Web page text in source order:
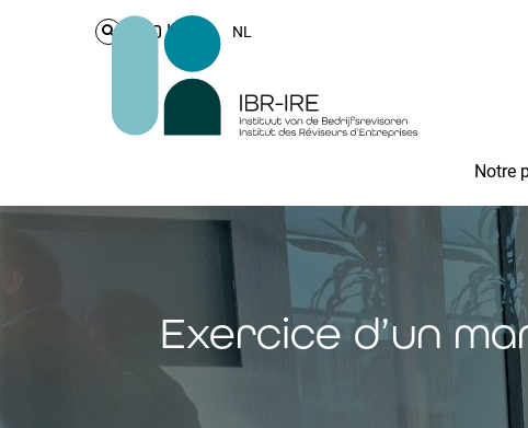
Login NL
Notre
Exercice d’un